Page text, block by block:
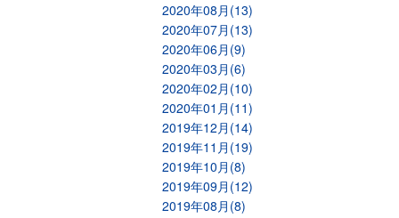
2020年08月(13)
2020年07月(13)
2020年06月(9)
2020年03月(6)
2020年02月(10)
2020年01月(11)
2019年12月(14)
2019年11月(19)
2019年10月(8)
2019年09月(12)
2019年08月(8)